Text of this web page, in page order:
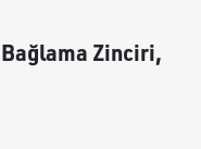
Bağlama Zinciri,